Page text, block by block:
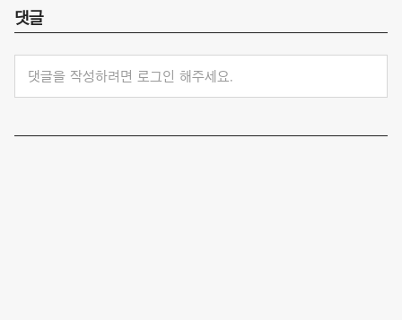
댓글
댓글을 작성하려면 로그인 해주세요.